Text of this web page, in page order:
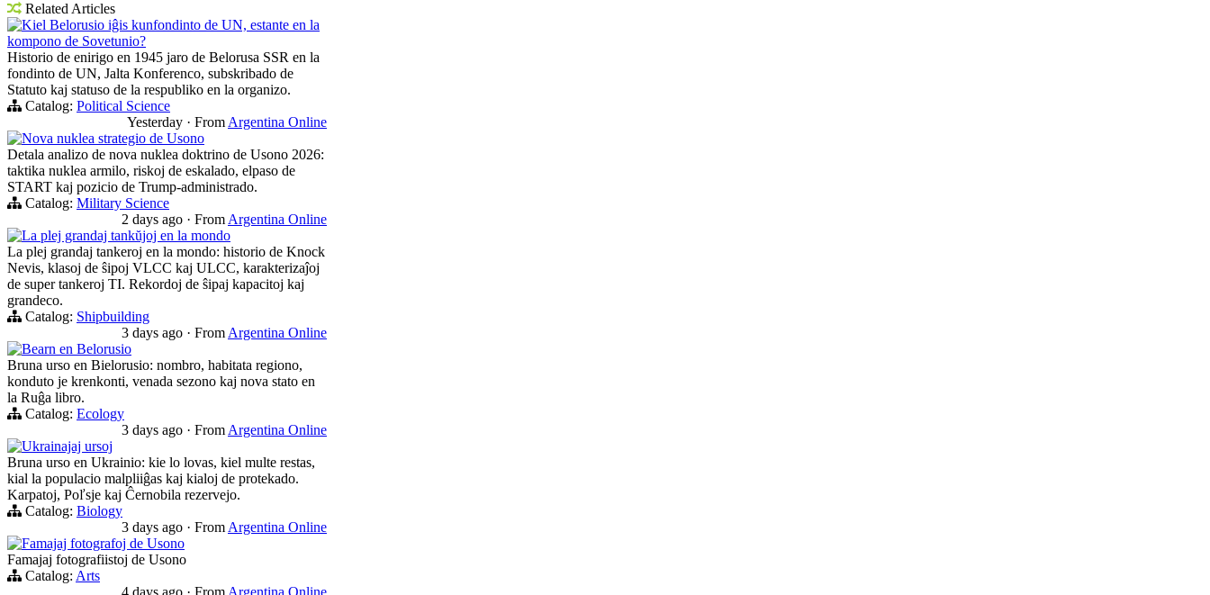
Related Articles
Kiel Belorusio iĝis kunfondinto de UN, estante en la
kompono de Sovetunio?
Historio de enirigo en 1945 jaro de Belorusa SSR en la
fondinto de UN, Jalta Konferenco, subskribado de
Statuto kaj statuso de la respubliko en la organizo.
Catalog: Political Science
Yesterday · From Argentina Online
Nova nuklea strategio de Usono
Detala analizo de nova nuklea doktrino de Usono 2026:
taktika nuklea armilo, riskoj de eskalado, elpaso de
START kaj pozicio de Trump-administrado.
Catalog: Military Science
2 days ago · From Argentina Online
La plej grandaj tankŭjoj en la mondo
La plej grandaj tankeroj en la mondo: historio de Knock
Nevis, klasoj de ŝipoj VLCC kaj ULCC, karakterizaĵoj
de super tankeroj TI. Rekordoj de ŝipaj kapacitoj kaj
grandeco.
Catalog: Shipbuilding
3 days ago · From Argentina Online
Bearn en Belorusio
Bruna urso en Bielorusio: nombro, habitata regiono,
konduto je krenkonti, venada sezono kaj nova stato en
la Ruĝa libro.
Catalog: Ecology
3 days ago · From Argentina Online
Ukrainajaj ursoj
Bruna urso en Ukrainio: kie lo lovas, kiel multe restas,
kial la populacio malpliiĝas kaj kialoj de protekado.
Karpatoj, Poľsje kaj Ĉernobila rezervejo.
Catalog: Biology
3 days ago · From Argentina Online
Famajaj fotografoj de Usono
Famajaj fotografiistoj de Usono
Catalog: Arts